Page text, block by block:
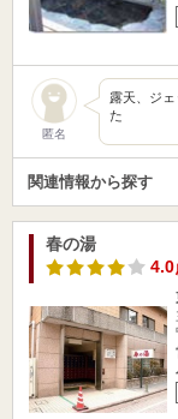
匿名
露天、ジ
た
関連情報から探す
春の湯
4.0